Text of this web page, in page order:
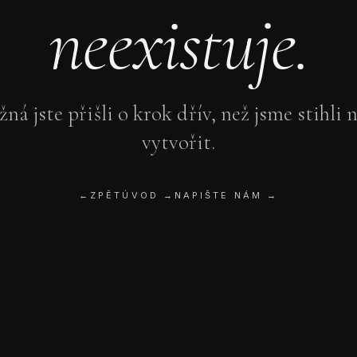
neexistuje.
jste přišli o krok dřív, než jsme stihli
vytvořit.
← ZPĚT ÚVOD → NAPIŠTE NÁM →